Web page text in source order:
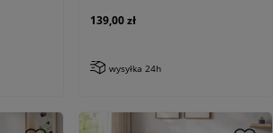
139,00 zł
wysyłka 24h